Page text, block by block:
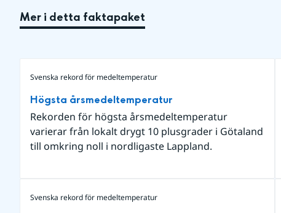
Mer i detta faktapaket
Svenska rekord för medeltemperatur
Högsta årsmedeltemperatur
Rekorden för högsta årsmedeltemperatur
varierar från lokalt drygt 10 plusgrader i Götaland
till omkring noll i nordligaste Lappland.
Svenska rekord för medeltemperatur